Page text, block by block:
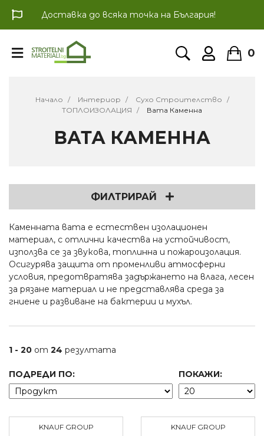
Доставка до всяка точка на България!
0
Начало Интериор
Сухо Строителство
ТОПЛОИЗОЛАЦИЯ
Вата Каменна
ВАТА КАМЕННА
ФИЛТРИРАЙ
Каменната вата е естествен изолационен
материал, с отлични качества на устойчивост,
използва се за звукова, топлинна и пожароизолация.
Осигурява защита от променливи атмосферни
условия, предотвратява задържането на влага, лесен
за рязане материал и не представлява среда за
гниене и развиване на бактерии и мухъл.
1 - 20 от 24 резултата
ПОДРЕДИ ПО: ПОКАЖИ:
KNAUF GROUP KNAUF GROUP